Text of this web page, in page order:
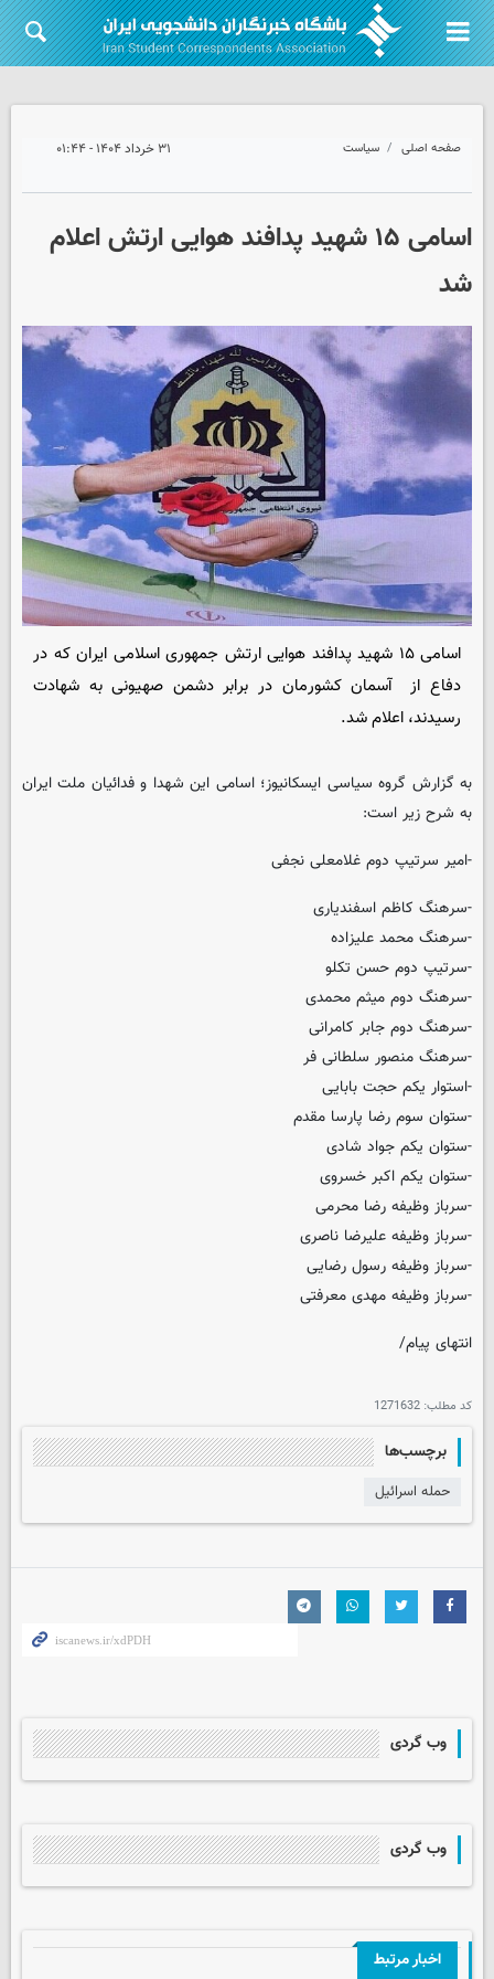
صفحه اصلی سیاست ۳۱ خرداد ۱۴۰۴ - ۰۱:۴۴
اسامی ۱۵ شهید پدافند هوایی ارتش اعلام
شد
اسامی ۱۵ شهید پدافند هوایی ارتش جمهوری اسلامی ایران که در
دفاع از آسمان کشورمان در برابر دشمن صهیونی به شهادت
رسیدند، اعلام شد.
به گزارش گروه سیاسی ایسکانیوز؛ اسامی این شهدا و فدائیان ملت ایران
به شرح زیر است:
-امیر سرتیپ دوم غلامعلی نجفی
-سرهنگ کاظم اسفندیاری
-سرهنگ محمد علیزاده
-سرتیپ دوم حسن تکلو
-سرهنگ دوم میثم محمدی
-سرهنگ دوم جابر کامرانی
-سرهنگ منصور سلطانی فر
-استوار یکم حجت بابایی
-ستوان سوم رضا پارسا مقدم
-ستوان یکم جواد شادی
-ستوان یکم اکبر خسروی
-سرباز وظیفه رضا محرمی
-سرباز وظیفه علیرضا ناصری
-سرباز وظیفه رسول رضایی
-سرباز وظیفه مهدی معرفتی
انتهای پیام/
کد مطلب: 1271632
برچسب‌ها
حمله اسرائیل
وب گردی
وب گردی
اخبار مرتبط